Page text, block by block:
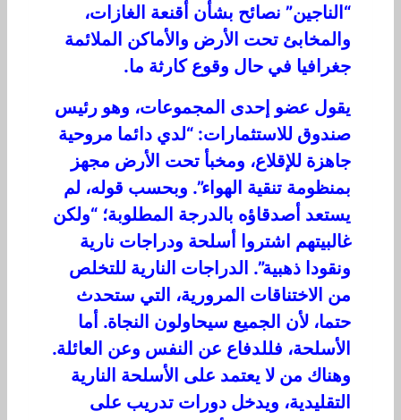
“الناجين” نصائح بشأن أقنعة الغازات،
والمخابئ تحت الأرض والأماكن الملائمة
جغرافيا في حال وقوع كارثة ما.
يقول عضو إحدى المجموعات، وهو رئيس
صندوق للاستثمارات: “لدي دائما مروحية
جاهزة للإقلاع، ومخبأ تحت الأرض مجهز
بمنظومة تنقية الهواء”. وبحسب قوله، لم
يستعد أصدقاؤه بالدرجة المطلوبة؛ “ولكن
غالبيتهم اشتروا أسلحة ودراجات نارية
ونقودا ذهبية”. الدراجات النارية للتخلص
من الاختناقات المرورية، التي ستحدث
حتما، لأن الجميع سيحاولون النجاة. أما
الأسلحة، فللدفاع عن النفس وعن العائلة.
وهناك من لا يعتمد على الأسلحة النارية
التقليدية، ويدخل دورات تدريب على